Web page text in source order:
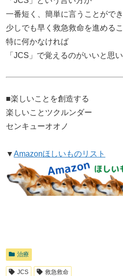
一番短く、簡単に言うことがで
少しでも早く救急救命を進める
特に何かなければ
「JCS」で覚えるのがいいと思い
■楽しいことを創造する
楽しいことツクルンダー
センキューオオノ
▼Amazonほしいものリスト
治療
JCS 救急救命